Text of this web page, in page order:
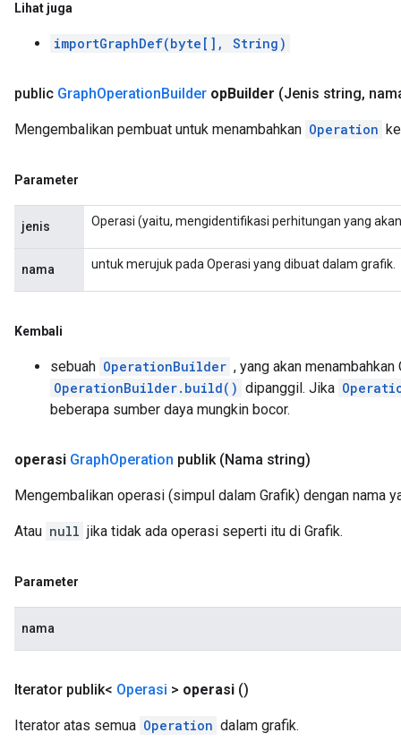
Lihat juga
importGraphDef(byte[], String)
public GraphOperationBuilder opBuilder (Jenis string,
Mengembalikan pembuat untuk menambahkan Operation
Parameter
jenis Operasi (yaitu, mengidentifikasi perhitungan yang
nama untuk merujuk pada Operasi yang dibuat dalam grafik.
Kembali
sebuah OperationBuilder , yang akan
OperationBuilder.build() dipanggil. Jika
beberapa sumber daya mungkin bocor.
operasi GraphOperation publik (Nama string)
Mengembalikan operasi (simpul dalam Grafik) dengan nama
Atau null jika tidak ada operasi seperti itu di Grafik.
Parameter
nama
Iterator publik< Operasi > operasi ()
Iterator atas semua Operation dalam grafik.